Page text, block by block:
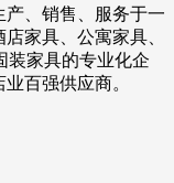
产、销售、服务于一
家具、公寓家具、
装家具的专业化企
百强供应商。